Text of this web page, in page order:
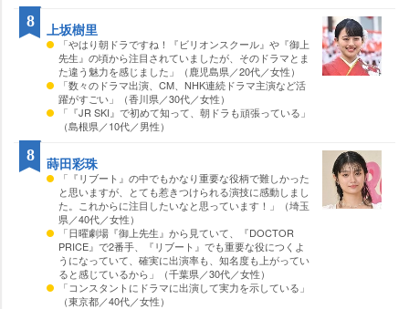
上坂樹里
「やはり朝ドラですね！『ビリオンスクール』や『御上
先生』の頃から注目されていましたが、そのドラマとま
た違う魅力を感じました」（鹿児島県／20代／女性）
「数々のドラマ出演、CM、NHK連続ドラマ主演など活
躍がすごい」（香川県／30代／女性）
「『JR SKI』で初めて知って、朝ドラも頑張っている」
（島根県／10代／男性）
8
蒔田彩珠
「『リブート』の中でもかなり重要な役柄で難しかった
と思いますが、とても惹きつけられる演技に感動しまし
た。これからに注目したいなと思っています！」（埼玉
県／40代／女性）
「日曜劇場『御上先生』から見ていて、『DOCTOR
PRICE』で2番手、『リブート』でも重要な役につくよ
うになっていて、確実に出演率も、知名度も上がってい
ると感じているから」（千葉県／30代／女性）
「コンスタントにドラマに出演して実力を示している」
（東京都／40代／女性）
8